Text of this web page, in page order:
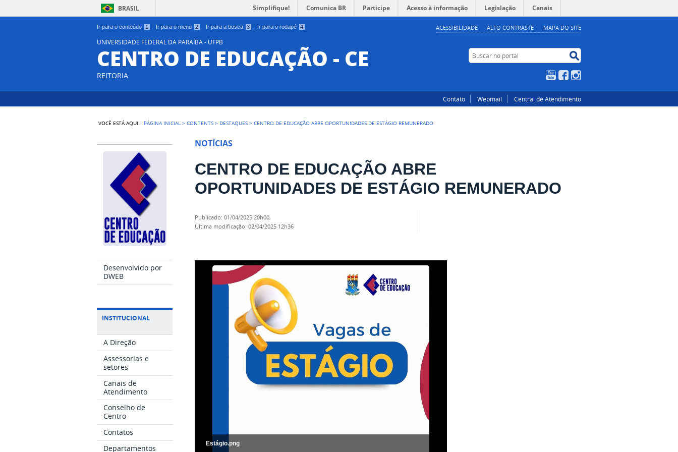
Ir para o conteúdo 1 Ir para o menu 2 Ir para a busca 3 Ir para o rodapé 4 ACESSIBILIDADE ALTO CONTRASTE MAPA DO SITE
BRASIL Simplifique! Comunica BR Participe Acesso à informação Legislação Canais
UNIVERSIDADE FEDERAL DA PARAÍBA - UFPB
CENTRO DE EDUCAÇÃO - CE
REITORIA
Buscar no portal
YouTubeFacebook
Contato Webmail Central de Atendimento
VOCÊ ESTÁ AQUI: PÁGINA INICIAL >CONTENTS > DESTAQUES >CENTRO DE EDUCAÇÃO ABRE OPORTUNIDADES DE ESTÁGIO REMUNERADO
Desenvolvido por
DWEB
INSTITUCIONAL
A Direção
Assessorias e
setores
Canais de
Atendimento
Conselho de
Centro
Contatos
Departamentos
NOTÍCIAS
CENTRO DE EDUCAÇÃO ABRE
OPORTUNIDADES DE ESTÁGIO REMUNERADO
publicado:01/04/2025 20h00,
última modificação:02/04/2025 12h36
Estágio.png